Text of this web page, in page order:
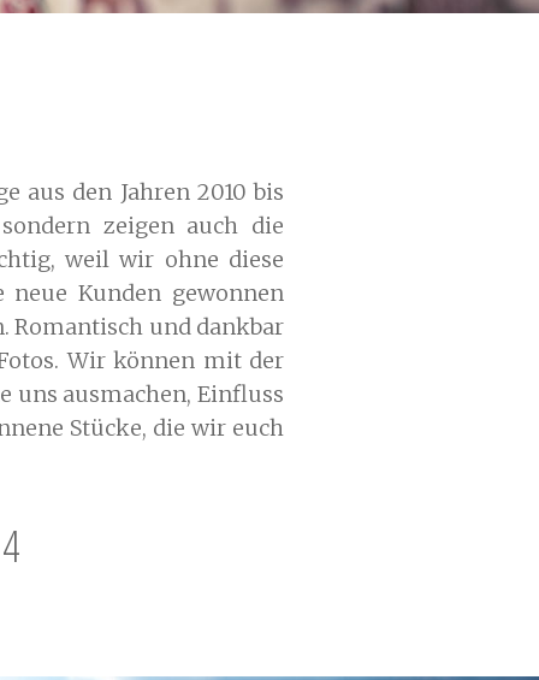
aus den Jahren 2010 bis
zeigen auch die
weil wir ohne diese
Kunden gewonnen
Romantisch und dankbar
Wir können mit der
uns ausmachen, Einfluss
Stücke, die wir euch